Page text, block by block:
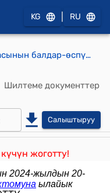
KG RU
Кыргыз Республикасынын балдар-өспүрүмдөр спорттук мектеби (ДЮСШ), олимпиялык резервдеги адистештирилген балдар-өспүрүмдөр мектеби (СДЮШОР), республикалык олимпиялык резервдеги адистештирилген балдар-өспүрүмдөр мектеби (РСДЮШОР) жөнүндө типтүү Жобо (Кыргыз Республикасынын Өкмөтүнүн 2011-жылдын 30-майындагы №264 токтому менен бекитилген)
Шилтеме документтер
Салыштыруу
жоготту!